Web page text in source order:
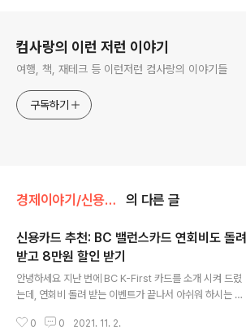
컴사랑의 이런 저런 이야기
여행, 책, 재테크 등 이런저런 컴사랑의 이야기들
구독하기
경제이야기/신용카드 의 다른 글
신용카드 추천: BC 밸런스카드 연회비도 돌려
받고 8만원 할인 받기
안녕하세요 지난 번에 BC K-First 카드를 소개 시켜 드렸
는데, 연회비 돌려 받는 이벤트가 끝나서 아쉬워 하시는 분
돌려받고 카드 신청하기 https://paybooc.co.kr/mobil
0 0 2021. 11. 2.